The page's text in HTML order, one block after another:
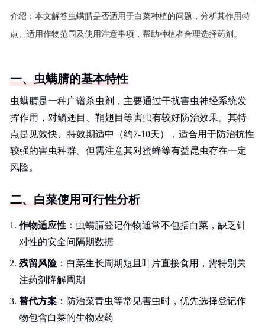
介绍： 本文解答虫螨腈是否适用于白菜种植的问题，分析其作用特
点、适用作物范围及使用注意事项，帮助种植者合理选择药剂。
一、虫螨腈的基本特性
虫螨腈是一种广谱杀虫剂，主要通过干扰害虫神经系统发
挥作用，对鳞翅目、鞘翅目等害虫有较好防治效果。其特
点是见效快、持效期适中（约7-10天），适合用于防治抗性
较强的害虫种群。但需注意其对蜜蜂等有益昆虫存在一定
风险。
二、白菜使用可行性分析
作物适应性 ：虫螨腈登记作物通常不包括白菜，缺乏针
对性的安全间隔期数据
残留风险：白菜生长周期短且叶片直接食用，需特别关
注药剂降解周期
替代方案 ：防治菜青虫等常见害虫时，优先选择登记作
物包含白菜的生物农药